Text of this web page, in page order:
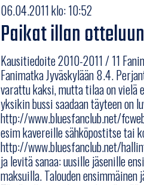
06.04.2011 klo: 10:52
Paikat illan
Kausitiedoite 2010-2011 / 11
Fanimatka Jyväskylään 8.4.
varattu kaksi, mutta tilaa on vielä
yksikin bussi saadaan täyteen on
http://www.bluesfanclub.net/
esim kavereille sähköpostitse tai
http://www.bluesfanclub.net/
ja levitä sanaa: uusille jäsenille
maksuilla. Talouden